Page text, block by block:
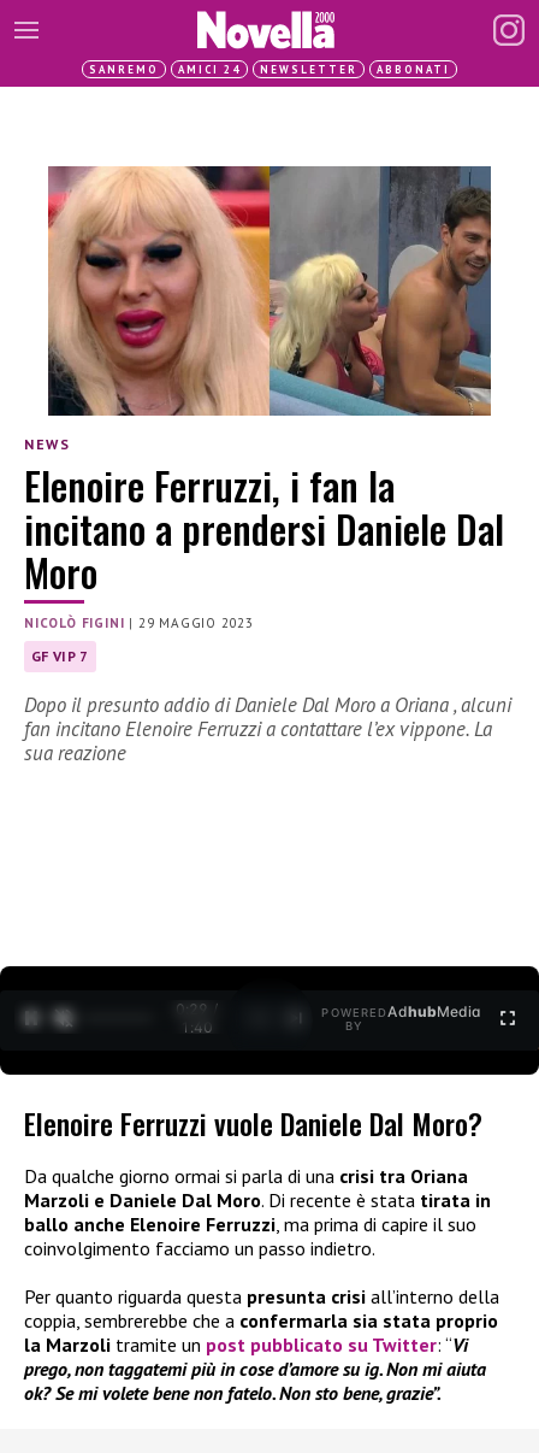
SANREMO AMICI 24 NEWSLETTER ABBONATI
NEWS
Elenoire Ferruzzi, i fan la
incitano a prendersi Daniele Dal
Moro
NICOLÒ FIGINI | 29 MAGGIO 2023
GF VIP 7
Dopo il presunto addio di Daniele Dal Moro a Oriana , alcuni
fan incitano Elenoire Ferruzzi a contattare l’ex vippone. La
sua reazione
0:30 /
1:40
POWERED
BY
AdhubMedia
Elenoire Ferruzzi vuole Daniele Dal Moro?
Da qualche giorno ormai si parla di una crisi tra Oriana
Marzoli e Daniele Dal Moro. Di recente è stata tirata in
ballo anche Elenoire Ferruzzi, ma prima di capire il suo
coinvolgimento facciamo un passo indietro.
Per quanto riguarda questa presunta crisi all’interno della
coppia, sembrerebbe che a confermarla sia stata proprio
la Marzoli tramite un post pubblicato su Twitter: “Vi
prego, non taggatemi più in cose d’amore su ig. Non mi aiuta
ok? Se mi volete bene non fatelo. Non sto bene, grazie”.